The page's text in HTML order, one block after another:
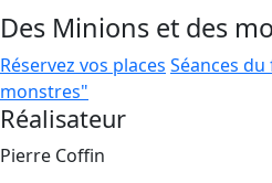
Des Minions et des
Réservez vos places Séances
monstres"
Réalisateur
Pierre Coffin